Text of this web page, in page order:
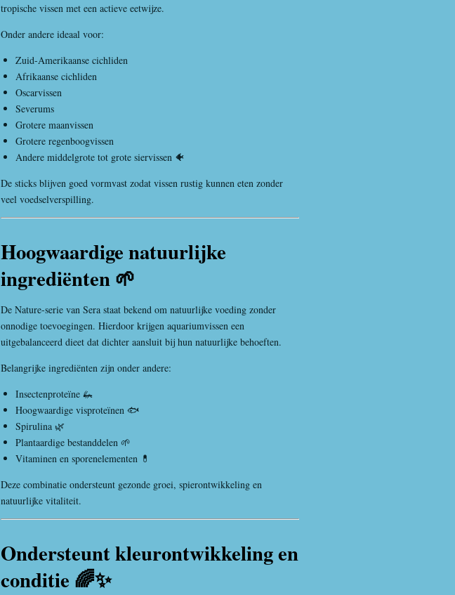
tropische vissen met een actieve eetwijze.
Onder andere ideaal voor:
Zuid-Amerikaanse cichliden
Afrikaanse cichliden
Oscarvissen
Severums
Grotere maanvissen
Grotere regenboogvissen
Andere middelgrote tot grote siervissen 🐠
De sticks blijven goed vormvast zodat vissen rustig kunnen eten zonder
veel voedselverspilling.
Hoogwaardige natuurlijke
ingrediënten 🌱
De Nature-serie van Sera staat bekend om natuurlijke voeding zonder
onnodige toevoegingen. Hierdoor krijgen aquariumvissen een
uitgebalanceerd dieet dat dichter aansluit bij hun natuurlijke behoeften.
Belangrijke ingrediënten zijn onder andere:
Insectenproteïne 🦗
Hoogwaardige visproteïnen 🐟
Spirulina 🌿
Plantaardige bestanddelen 🌱
Vitaminen en sporenelementen 💊
Deze combinatie ondersteunt gezonde groei, spierontwikkeling en
natuurlijke vitaliteit.
Ondersteunt kleurontwikkeling en
conditie 🌈✨